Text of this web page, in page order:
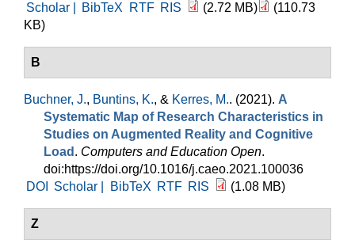
Scholar |
BibTeX RTF RIS (2.72 MB)
(110.73
KB)
B
Buchner, J., Buntins, K., & Kerres, M.. (2021). A
Systematic Map of Research Characteristics in
Studies on Augmented Reality and Cognitive
Load . Computers and Education Open.
doi:https://doi.org/10.1016/j.caeo.2021.100036
DOI
Scholar | BibTeX RTF RIS (1.08 MB)
Z